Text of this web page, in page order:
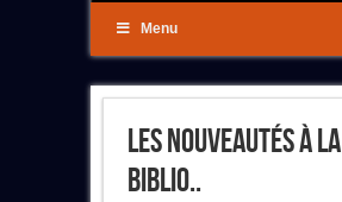
Menu
Les Nouveautés À La
Biblio..